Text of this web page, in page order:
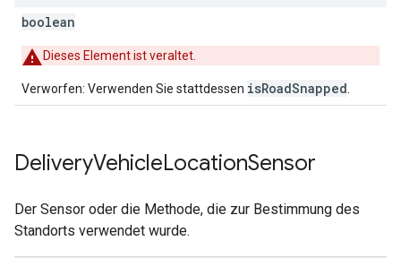
boolean
Dieses Element ist veraltet.
Verworfen: Verwenden Sie stattdessen isRoadSnapped
DeliveryVehicleLocationSensor
Der Sensor oder die Methode, die zur Bestimmung des
Standorts verwendet wurde.